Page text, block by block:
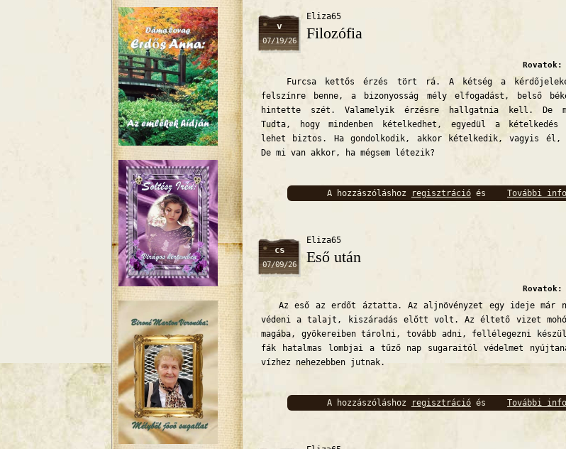
v
07/19/26
Eliza65
Filozófia
Rovatok:
Furcsa kettős érzés tört rá. A kétség a
felszínre benne, a bizonyosság mély elfogadást, belső
hintette szét. Valamelyik érzésre hallgatnia kell. De
Tudta, hogy mindenben kételkedhet, egyedül a kételkedés
lehet biztos. Ha gondolkodik, akkor kételkedik, vagyis
De mi van akkor, ha mégsem létezik?
További
A hozzászóláshoz regisztráció és
cs
07/09/26
Eliza65
Eső után
Rovatok:
Az eső az erdőt áztatta. Az aljnövényzet egy ideje már
védeni a talajt, kiszáradás előtt volt. Az éltető vizet
magába, gyökereiben tárolni, tovább adni, fellélegezni
fák hatalmas lombjai a tűző nap sugaraitól védelmet
vízhez nehezebben jutnak.
További
A hozzászóláshoz regisztráció és